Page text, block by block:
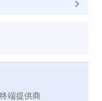
端提供商